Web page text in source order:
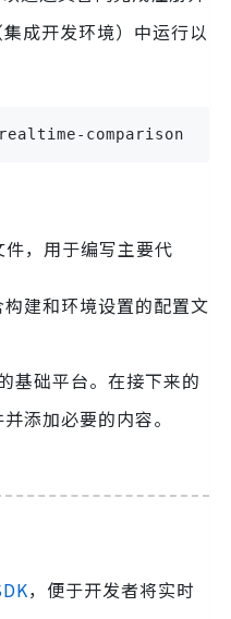
成开发环境）中运行以
comparison
，用于编写主要代
构建和环境设置的配置文
基础平台。在接下来的
添加必要的内容。
，便于开发者将实时